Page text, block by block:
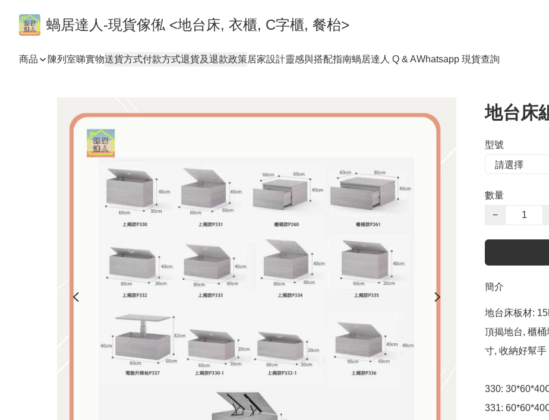
蝸居達人-現貨傢俬 <地台床, 衣櫃, C字櫃, 餐枱>
商品 陳列室睇實物送貨方式付款方式退貨及退款政策居家設計靈感與搭配指南蝸居達人 Q & AWhatsapp 現貨查詢
地台床
型號
數量
−
簡介
地台床板材:
頂揭地台, 櫃
寸, 收納好幫手
330:
331: